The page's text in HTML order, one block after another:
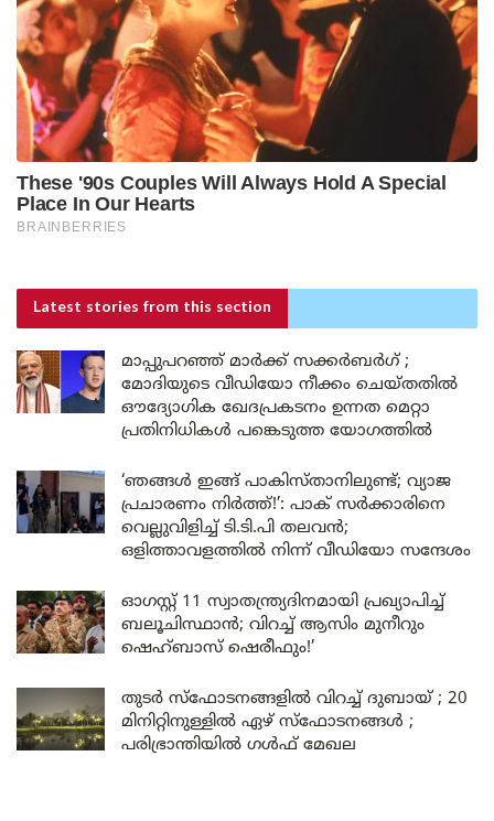
Latest stories from this section
മാപ്പുപറഞ്ഞ് മാർക്ക് സക്കർബർഗ് ;
മോദിയുടെ വീഡിയോ നീക്കം ചെയ്തതിൽ
ഔദ്യോഗിക ഖേദപ്രകടനം ഉന്നത മെറ്റാ
പ്രതിനിധികൾ പങ്കെടുത്ത യോഗത്തിൽ
‘ഞങ്ങൾ ഇങ്ങ് പാകിസ്താനിലുണ്ട്; വ്യാജ
പ്രചാരണം നിർത്ത്!’: പാക് സർക്കാരിനെ
വെല്ലുവിളിച്ച് ടി.ടി.പി തലവൻ;
ഒളിത്താവളത്തിൽ നിന്ന് വീഡിയോ സന്ദേശം
ഓഗസ്റ്റ് 11 സ്വാതന്ത്ര്യദിനമായി പ്രഖ്യാപിച്ച്
ബലൂചിസ്ഥാൻ; വിറച്ച് ആസിം മുനീറും
ഷെഹ്ബാസ് ഷെരീഫും!’
തുടർ സ്ഫോടനങ്ങളിൽ വിറച്ച് ദുബായ് ; 20
മിനിറ്റിനുള്ളിൽ ഏഴ് സ്ഫോടനങ്ങൾ ;
പരിഭ്രാന്തിയിൽ ഗൾഫ് മേഖല